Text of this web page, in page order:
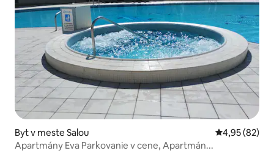
Byt v meste Salou Priemerné
4,95 (82)
Apartmány Eva Parkovanie v cene, Apartmán...